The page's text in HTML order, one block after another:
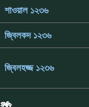
শাওয়াল ১২৩৬
জ্বিলকদ ১২৩৬
জ্বিলহজ্জ ১২৩৬